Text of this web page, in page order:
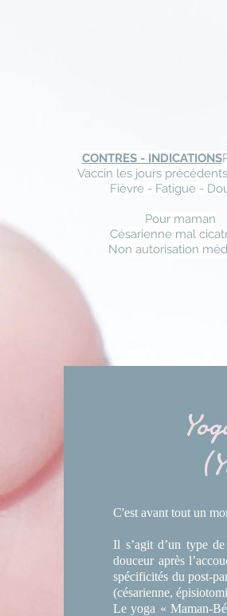
CONTRES - INDICATIONS
Vaccin les jours
Fièvre - Fatigue -
Pour maman
Césarienne mal
Non autorisation
C'est avant tout un
Il s’agit d’un type
douceur après
spécificités du post-
(césarienne,
Le yoga « Maman-